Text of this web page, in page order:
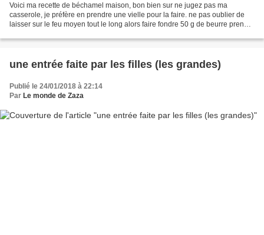
Voici ma recette de béchamel maison, bon bien sur ne jugez pas ma
casserole, je préfère en prendre une vielle pour la faire. ne pas oublier de
laisser sur le feu moyen tout le long alors faire fondre 50 g de beurre prendre
une entrée faite par les filles (les grandes)
Publié le 24/01/2018 à 22:14
Par Le monde de Zaza